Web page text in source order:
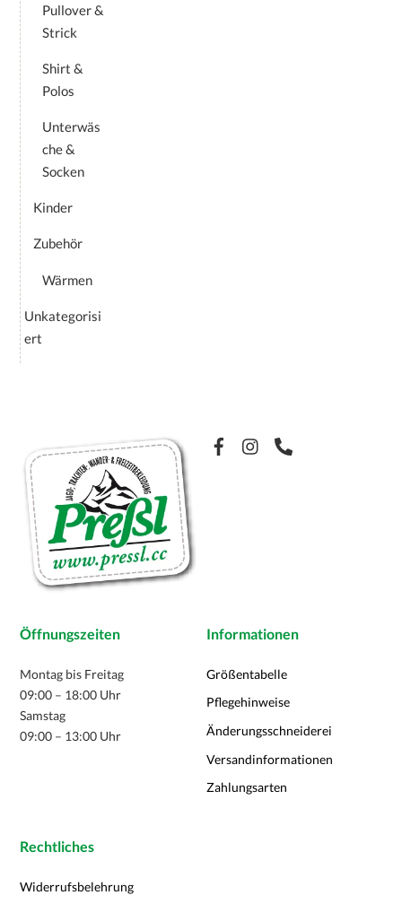
Pullover &
Strick
Shirt &
Polos
Unterwäs
che &
Socken
Kinder
Zubehör
Wärmen
Unkategorisi
ert
Facebook
Öffnungszeiten
Montag bis Freitag
09:00 – 18:00 Uhr
Samstag
09:00 – 13:00 Uhr
Informationen
Größentabelle
Pflegehinweise
Änderungsschneiderei
Versandinformationen
Zahlungsarten
Rechtliches
Widerrufsbelehrung